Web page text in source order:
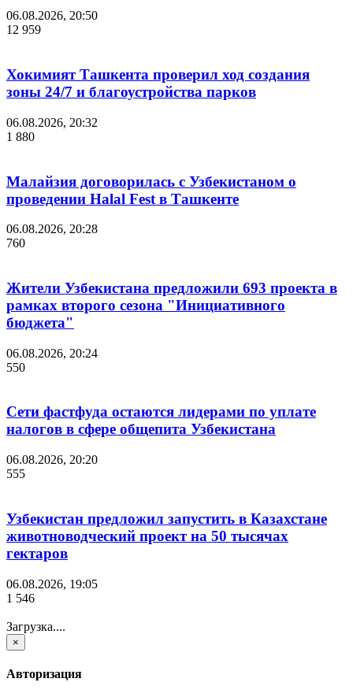
06.08.2026, 20:50
12 959
Хокимият Ташкента проверил ход создания
зоны 24/7 и благоустройства парков
06.08.2026, 20:32
1 880
Малайзия договорилась с Узбекистаном о
проведении Halal Fest в Ташкенте
06.08.2026, 20:28
760
Жители Узбекистана предложили 693 проекта в
рамках второго сезона "Инициативного
бюджета"
06.08.2026, 20:24
550
Сети фастфуда остаются лидерами по уплате
налогов в сфере общепита Узбекистана
06.08.2026, 20:20
555
Узбекистан предложил запустить в Казахстане
животноводческий проект на 50 тысячах
гектаров
06.08.2026, 19:05
1 546
Загрузка....
×
Авторизация